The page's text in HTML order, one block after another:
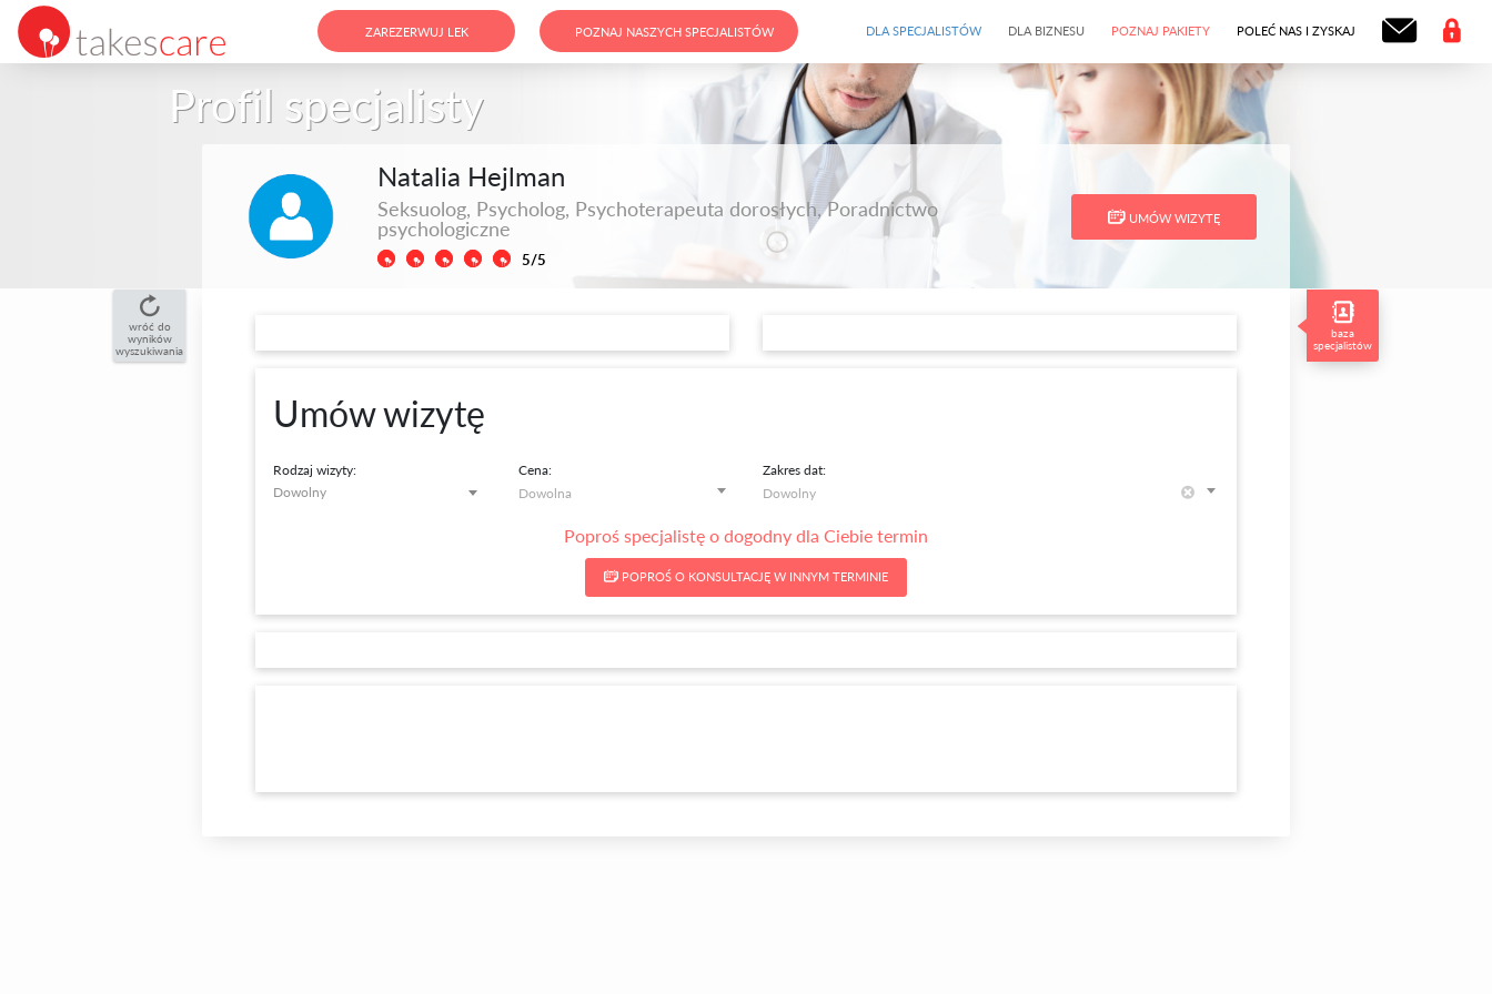
ZAREZERWUJ LEK POZNAJ NASZYCH SPECJALISTÓW DLA SPECJALISTÓW DLA BIZNESU POZNAJ PAKIETY POLEĆ NAS I ZYSKAJ
Profil specjalisty
Natalia Hejlman
Seksuolog, Psycholog, Psychoterapeuta dorosłych, Poradnictwo
psychologiczne
5/5
UMÓW WIZYTĘ
wróć do
wyników
wyszukiwania
Umów wizytę
Rodzaj wizyty:
Dowolny
Cena: Zakres dat:
Poproś specjalistę o dogodny dla Ciebie termin
POPROŚ O KONSULTACJĘ W INNYM TERMINIE
baza
specjalistów